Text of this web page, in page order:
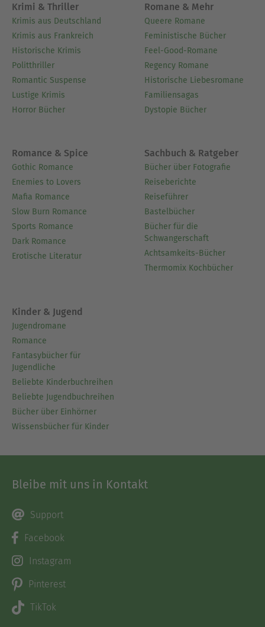
Krimi & Thriller
Krimis aus Deutschland
Krimis aus Frankreich
Historische Krimis
Politthriller
Romantic Suspense
Lustige Krimis
Horror Bücher
Romane & Mehr
Queere Romane
Feministische Bücher
Feel-Good-Romane
Regency Romane
Historische Liebesromane
Familiensagas
Dystopie Bücher
Romance & Spice
Gothic Romance
Enemies to Lovers
Mafia Romance
Slow Burn Romance
Sports Romance
Dark Romance
Erotische Literatur
Sachbuch & Ratgeber
Bücher über Fotografie
Reiseberichte
Reiseführer
Bastelbücher
Bücher für die
Schwangerschaft
Achtsamkeits-Bücher
Thermomix Kochbücher
Kinder & Jugend
Jugendromane
Romance
Fantasybücher für
Jugendliche
Beliebte Kinderbuchreihen
Beliebte Jugendbuchreihen
Bücher über Einhörner
Wissensbücher für Kinder
Bleibe mit uns in Kontakt
Support
Facebook
Instagram
Pinterest
TikTok